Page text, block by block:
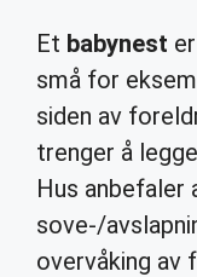
Et babynest
små for
siden av
trenger å
Hus anbefaler
sove-/
overvåking av